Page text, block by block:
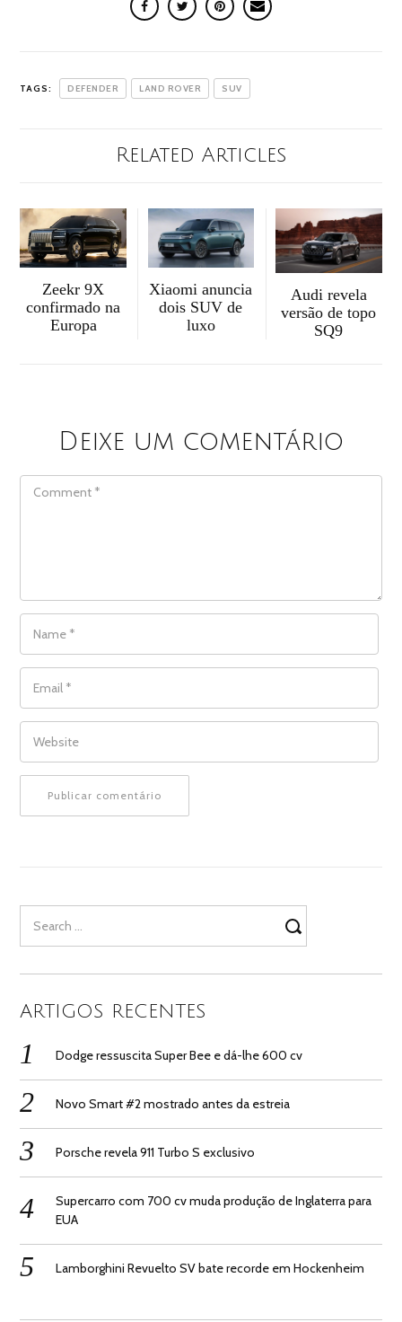
TAGS: DEFENDER LAND ROVER SUV
Related Articles
Zeekr 9X
confirmado na
Europa
Xiaomi anuncia
dois SUV de
luxo
Audi revela
versão de topo
SQ9
Deixe um comentário
COMMENT
NAME
EMAIL
WEBSITE
for:
ARTIGOS RECENTES
Dodge ressuscita Super Bee e dá-lhe 600 cv
Novo Smart #2 mostrado antes da estreia
Porsche revela 911 Turbo S exclusivo
Supercarro com 700 cv muda produção de Inglaterra para
EUA
Lamborghini Revuelto SV bate recorde em Hockenheim